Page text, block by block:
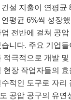
설 지출이 연평균
평균 6%씩 성장
전반에 걸쳐 공
니다. 주요 기업
적극적으로 개발 및
현장 작업자들의
적인 도구로 자리
공압 공구의 유연